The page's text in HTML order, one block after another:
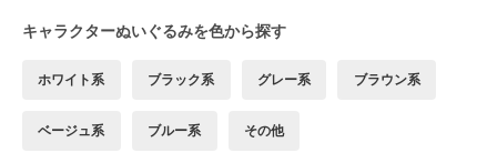
キャラクターぬいぐるみを色から探す
ホワイト系 ブラック系 グレー系 ブラウン系
ベージュ系 ブルー系 その他